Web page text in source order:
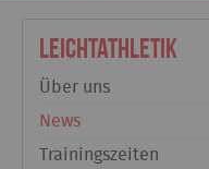
Leichtathletik
Über uns
News
Trainingszeiten